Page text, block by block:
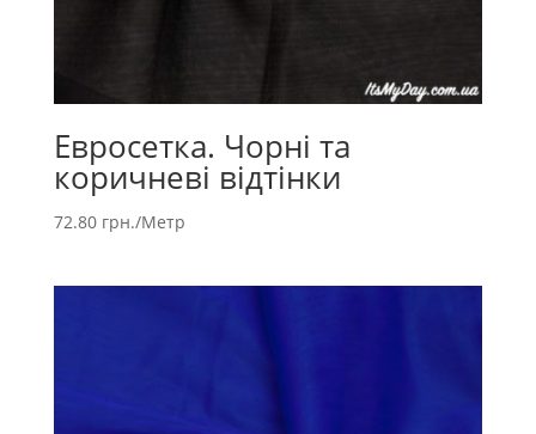
Евросетка. Чорні та
коричневі відтінки
72.80 грн./Метр